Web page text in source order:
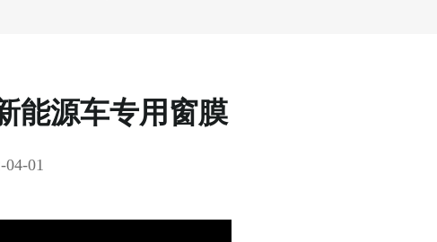
能源车专用窗膜
04-01